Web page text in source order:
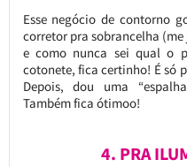
Esse negócio de contorno
corretor pra sobrancelha
e como nunca sei qual o
cotonete, fica certinho! É só
Depois, dou uma
Também fica ótimoo!
4. PRA